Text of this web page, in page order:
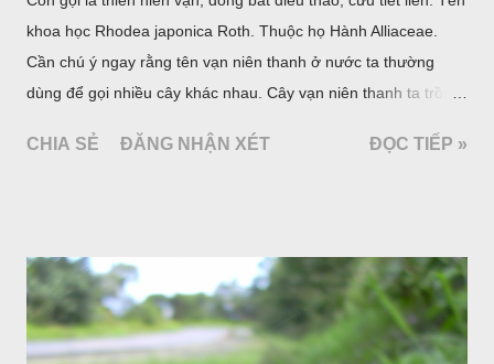
khoa học Rhodea japonica Roth. Thuộc họ Hành Alliaceae.
Cần chú ý ngay rằng tên vạn niên thanh ở nước ta thường
dùng để gọi nhiều cây khác nhau. Cây vạn niên thanh ta trồng
Araceae. Còn cây vạn niên thanh giới thiệu ở đây thuộc họ
CHIA SẺ ĐĂNG NHẬN XÉT ĐỌC TIẾP »